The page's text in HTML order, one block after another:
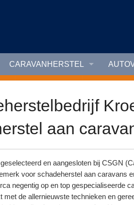
CARAVANHERSTEL
aan
en aangesloten bij CSGN
voor schadeherstel aan caravans
negentig op en top gespecialiseerde
met de allernieuwste technieken en